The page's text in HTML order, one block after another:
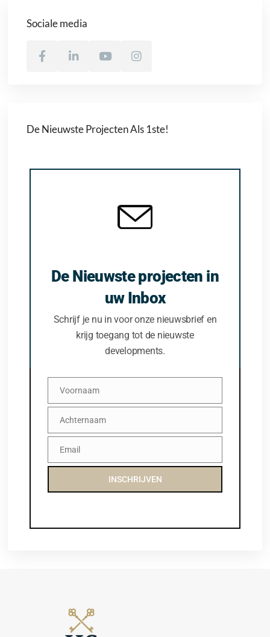
Sociale media
De Nieuwste Projecten Als 1ste!
De Nieuwste projecten in
uw Inbox
Schrijf je nu in voor onze nieuwsbrief en
krijg toegang tot de nieuwste
developments.
Voornaam
Voornaam
Achternaam
Achternaam
EmailEmail
INSCHRIJVEN